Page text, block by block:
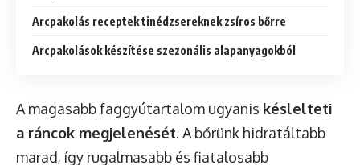
Arcpakolás receptek tinédzsereknek zsíros bőrre
Arcpakolások készítése szezonális alapanyagokból
A magasabb faggyútartalom ugyanis késlelteti
a ráncok megjelenését. A bőrünk hidratáltabb
marad, így rugalmasabb és fiatalosabb